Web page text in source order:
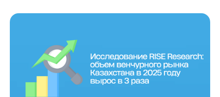
технологических компаний из Центральной
проводится в Узбекистане и отражает
стремительный рост технологической
экосистемы страны и усиливающуюся роль
региона на венчурной карте Евразии.
Организаторами форума выступают